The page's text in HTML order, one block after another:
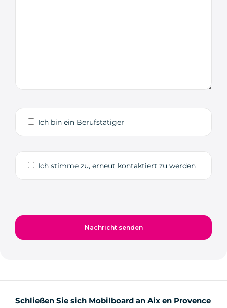
Ich bin ein Berufstätiger
Ich stimme zu, erneut kontaktiert zu werden
Schließen Sie sich Mobilboard an Aix en Provence